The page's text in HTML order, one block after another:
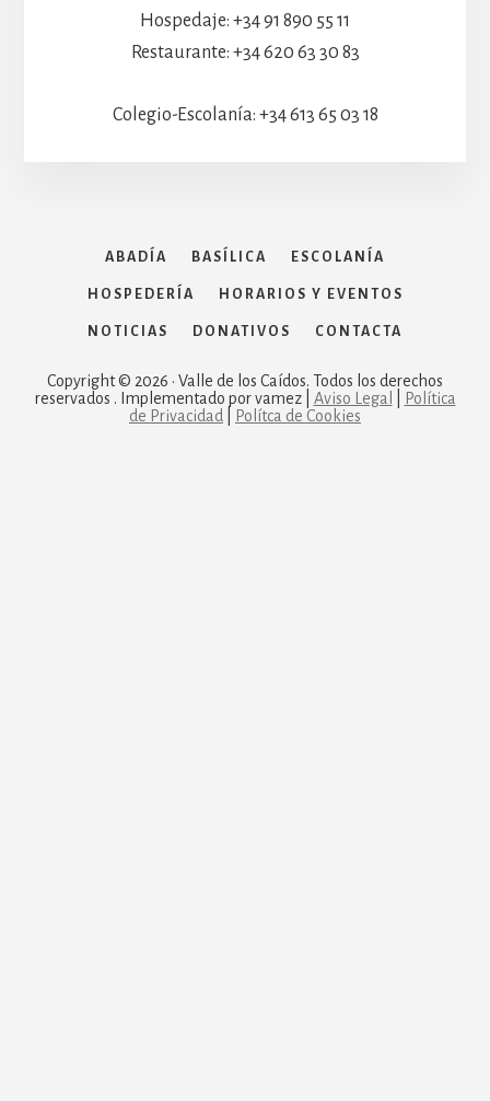
Hospedaje: +34 91 890 55 11
Restaurante: +34 620 63 30 83
Colegio-Escolanía: +34 613 65 03 18
ABADÍA BASÍLICA ESCOLANÍA
HOSPEDERÍA HORARIOS Y EVENTOS
NOTICIAS DONATIVOS CONTACTA
Copyright © 2026 · Valle de los Caídos. Todos los derechos
reservados . Implementado por vamez | Aviso Legal
Política
de Privacidad
Polítca de Cookies